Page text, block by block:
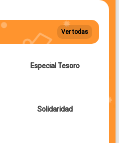
Ver todas
Especial Tesoro
Solidaridad